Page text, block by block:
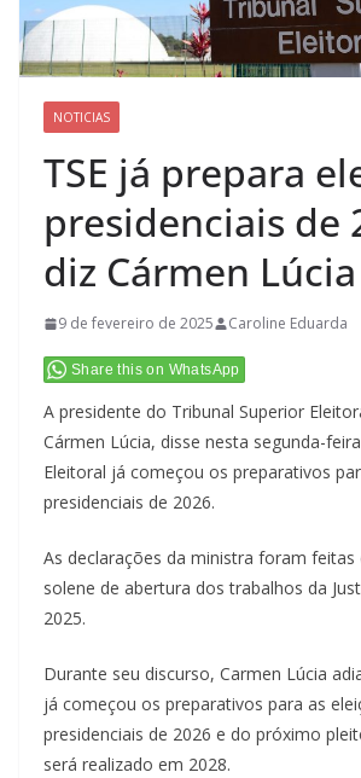
NOTICIAS
TSE já prepara
presidenciais de
diz Cármen Lúcia
9 de fevereiro de 2025 Caroline Eduarda
Share this on WhatsApp
A presidente do Tribunal Superior
Cármen Lúcia, disse nesta segunda-
Eleitoral já começou os preparativos
presidenciais de 2026.
As declarações da ministra foram feitas
solene de abertura dos trabalhos da
2025.
Durante seu discurso, Carmen Lúcia
já começou os preparativos para as
presidenciais de 2026 e do próximo
será realizado em 2028.